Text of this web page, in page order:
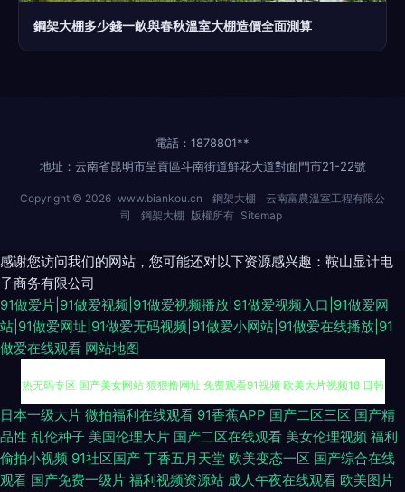
鋼架大棚多少錢一畝與春秋溫室大棚造價全面測算
電話：1878801**
地址：云南省昆明市呈貢區斗南街道鮮花大道對面門市21-22號
Copyright © 2026 www.biankou.cn 鋼架大棚
云南富農溫室工程有限公
司
鋼架大棚 版權所有 Sitemap
感谢您访问我们的网站，您可能还对以下资源感兴趣：鞍山显计电
子商务有限公司
91做爱片|91做爱视频|91做爱视频播放|91做爱视频入口|91做爱网
站|91做爱网址|91做爱无码视频|91做爱小网站|91做爱在线播放|91
做爱在线观看 网站地图
91路cn 欧美色图色色 97人妻超碰在线 超碰91操 豆花91女人 东京AV热 东京
热无码专区 国产美女网站 狠狠撸网址 免费观看91视频 欧美大片视频18 日韩
日本一级大片 微拍福利在线观看 91香蕉APP 国产二区三区 国产精
品性 乱伦种子 美国伦理大片 国产二区在线观看 美女伦理视频 福利
偷拍小视频 91社区国产 丁香五月天堂 欧美变态一区 国产综合在线
观看 国产免费一级片 福利视频资源站 成人午夜在线观看 欧美图片